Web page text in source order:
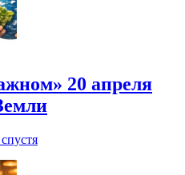
20 апреля